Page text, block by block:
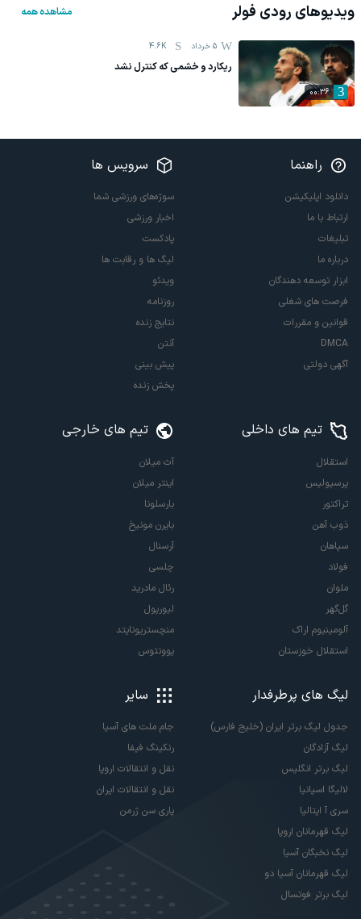
ویدیوهای رودی فولر مشاهده همه
00:36
5 خرداد 4.6K
ریکارد و خشمی که کنترل نشد
راهنما
دانلود اپلیکیشن
ارتباط با ما
تبلیغات
درباره ما
ابزار توسعه دهندگان
فرصت های شغلی
قوانین و مقررات
DMCA
آگهی دولتی
سرویس ها
سوژه‌های ورزشی شما
اخبار ورزشی
پادکست
لیگ ها و رقابت ها
ویدئو
روزنامه
نتایج زنده
آنتن
پیش بینی
پخش زنده
تیم های داخلی
استقلال
پرسپولیس
تراکتور
ذوب آهن
سپاهان
فولاد
ملوان
گل‌گهر
آلومینیوم اراک
استقلال خوزستان
تیم های خارجی
آث میلان
اینتر میلان
بارسلونا
بایرن مونیخ
آرسنال
چلسی
رئال مادرید
لیورپول
منچستریونایتد
یوونتوس
لیگ های پرطرفدار
جدول لیگ برتر ایران (خلیج فارس)
لیگ آزادگان
لیگ برتر انگلیس
لالیگا اسپانیا
سری آ ایتالیا
لیگ قهرمانان اروپا
لیگ نخبگان آسیا
لیگ قهرمانان آسیا دو
لیگ برتر فوتسال
سایر
جام ملت های آسیا
رنکینگ فیفا
نقل و انتقالات اروپا
نقل و انتقالات ایران
پاری سن ژرمن